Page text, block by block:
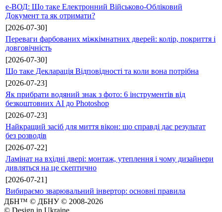
е-ВОД: Що таке Електронний Військово-Обліковий
Документ та як отримати?
[2026-07-30]
Переваги фарбованих міжкімнатних дверей: колір, покриття і
довговічність
[2026-07-30]
Що таке Декларація Відповідності та коли вона потрібна
[2026-07-23]
Як прибрати водяний знак з фото: 6 інструментів від
безкоштовних AI до Photoshop
[2026-07-23]
Найкращий засіб для миття вікон: що справді дає результат
без розводів
[2026-07-22]
Ламінат на вхідні двері: монтаж, утеплення і чому дизайнери
дивляться на це скептично
[2026-07-21]
Вибираємо зварювальний інвертор: основні правила
ДБН™ © ДБНУ © 2008-2026
© Design in Ukraine